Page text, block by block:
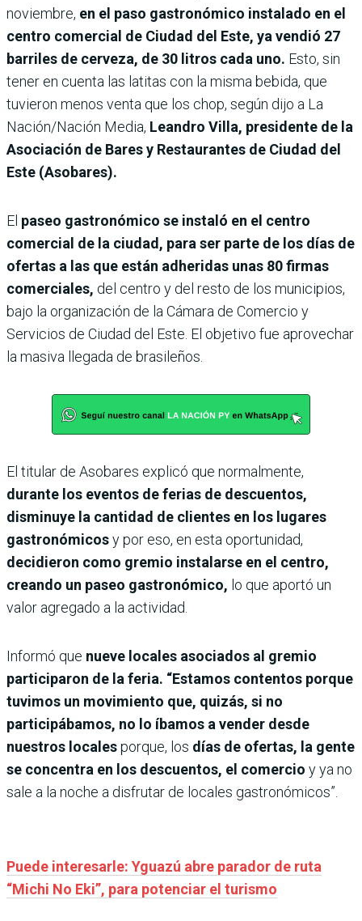
noviembre, en el paso gastronómico instalado en el
centro comercial de Ciudad del Este, ya vendió 27
barriles de cerveza, de 30 litros cada uno. Esto, sin
tener en cuenta las latitas con la misma bebida, que
tuvieron menos venta que los chop, según dijo a La
Nación/Nación Media, Leandro Villa, presidente de la
Asociación de Bares y Restaurantes de Ciudad del
Este (Asobares).
El paseo gastronómico se instaló en el centro
comercial de la ciudad, para ser parte de los días de
ofertas a las que están adheridas unas 80 firmas
comerciales, del centro y del resto de los municipios,
bajo la organización de la Cámara de Comercio y
Servicios de Ciudad del Este. El objetivo fue aprovechar
la masiva llegada de brasileños.
El titular de Asobares explicó que normalmente,
durante los eventos de ferias de descuentos,
disminuye la cantidad de clientes en los lugares
gastronómicosy por eso, en esta oportunidad,
decidieron como gremio instalarse en el centro,
creando un paseo gastronómico, lo que aportó un
valor agregado a la actividad.
Informó que nueve locales asociados al gremio
participaron de la feria. “Estamos contentos porque
tuvimos un movimiento que, quizás, si no
participábamos, no lo íbamos a vender desde
nuestros localesporque, los días de ofertas, la gente
se concentra en los descuentos, el comercio y ya no
sale a la noche a disfrutar de locales gastronómicos”.
Puede interesarle: Yguazú abre parador de ruta
“Michi No Eki”, para potenciar el turismo